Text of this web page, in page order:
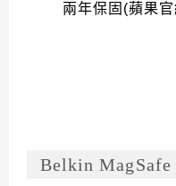
兩年保固(蘋果
Belkin